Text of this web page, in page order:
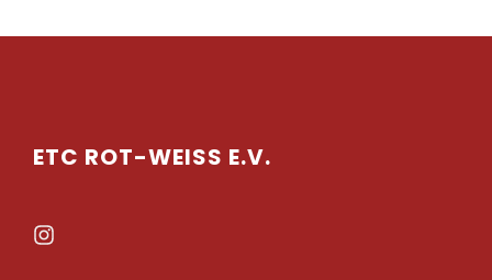
ETC ROT-WEISS E.V.